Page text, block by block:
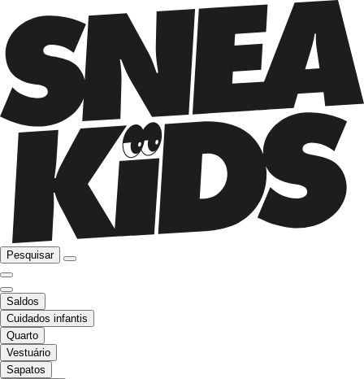
Pesquisar
Saldos
Cuidados infantis
Quarto
Vestuário
Sapatos